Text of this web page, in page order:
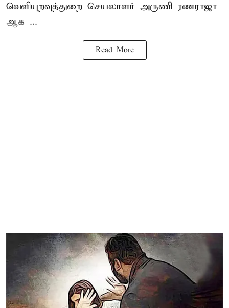
வெளியுறவுத்துறை செயலாளர் அருணி ரணராஜா
ஆக ...
Read More